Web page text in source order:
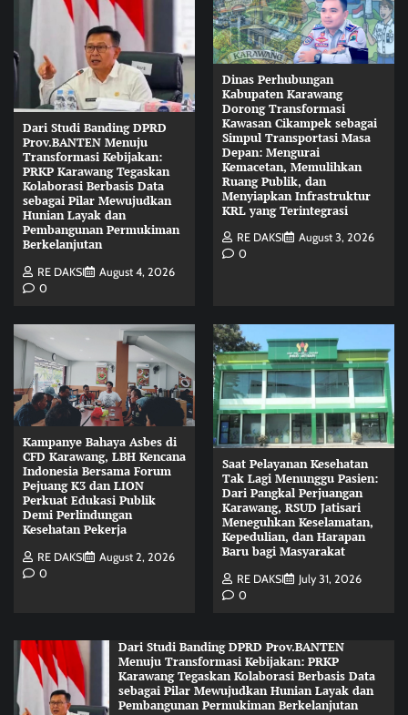
Dari Studi Banding DPRD
Prov.BANTEN Menuju
Transformasi Kebijakan:
PRKP Karawang Tegaskan
Kolaborasi Berbasis Data
sebagai Pilar Mewujudkan
Hunian Layak dan
Pembangunan Permukiman
Berkelanjutan
RE DAKSI
August 4, 2026
0
Dinas Perhubungan
Kabupaten Karawang
Dorong Transformasi
Kawasan Cikampek sebagai
Simpul Transportasi Masa
Depan: Mengurai
Kemacetan, Memulihkan
Ruang Publik, dan
Menyiapkan Infrastruktur
KRL yang Terintegrasi
RE DAKSI
August 3, 2026
0
Kampanye Bahaya Asbes di
CFD Karawang, LBH Kencana
Indonesia Bersama Forum
Pejuang K3 dan LION
Perkuat Edukasi Publik
Demi Perlindungan
Kesehatan Pekerja
RE DAKSI
August 2, 2026
0
Saat Pelayanan Kesehatan
Tak Lagi Menunggu Pasien:
Dari Pangkal Perjuangan
Karawang, RSUD Jatisari
Meneguhkan Keselamatan,
Kepedulian, dan Harapan
Baru bagi Masyarakat
RE DAKSI
July 31, 2026
0
Dari Studi Banding DPRD Prov.BANTEN
Menuju Transformasi Kebijakan: PRKP
Karawang Tegaskan Kolaborasi Berbasis Data
sebagai Pilar Mewujudkan Hunian Layak dan
Pembangunan Permukiman Berkelanjutan